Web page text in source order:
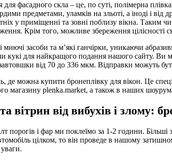
фасадного скла – це, по суті, полімерна
предметами, уламків на зльоті, а іноді і
у приміщенні та зовні поблизу вікна. Таким
Крім того, можливе збереження цілісності
миючі засоби та м’які ганчірки, уникаючи
кукі для найкращого подання нашого сайту. Ви
від 70 до 336 мкм. Відправки можуть
де можна купити бронеплівку для вікон. Це
магазину plenka.market, а також в наших
вітрин від вибухів і злому:
порогів і фар ми поклеїмо за 1-2 години.
цілком, то він проведе в нашому